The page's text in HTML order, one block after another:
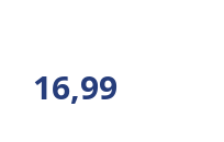
16,99